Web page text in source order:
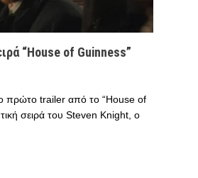
“House of Guinness”
πρώτο trailer από το “House of
σειρά του Steven Knight, ο